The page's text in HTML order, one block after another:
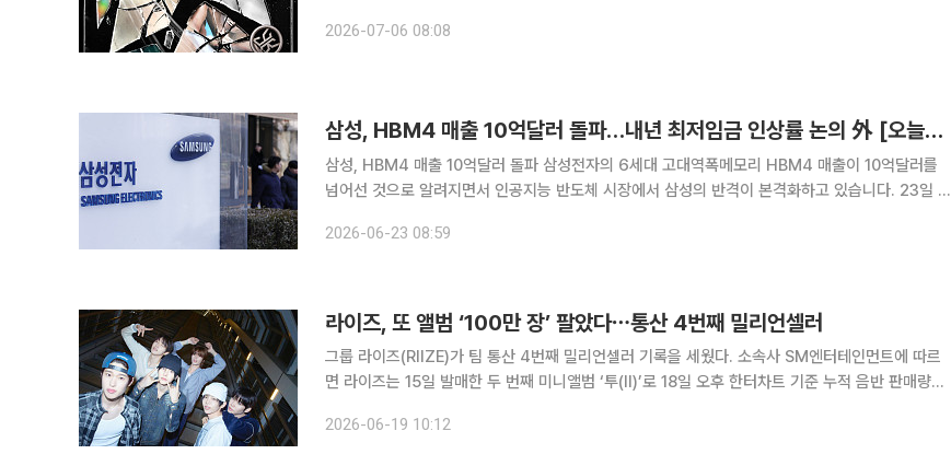
트'를 발표하고 컴백한다. 영케이가 솔로로 돌아
2026-07-06 08:08
삼성, HBM4 매출 10억달러 돌파…내년 최저임금 인상률 논의 外 [오늘의 주요뉴스]
삼성, HBM4 매출 10억달러 돌파 삼성전자의 6세대 고대역폭메모리 HBM4 매출이 10억달러를
넘어선 것으로 알려지면서 인공지능 반도체 시장에서 삼성의 반격이 본격화하고 있습니다. 23일 업
억달러, 한화 약 1조5400억원을 기록한 것으로 전해졌
2026-06-23 08:59
라이즈, 또 앨범 ‘100만 장’ 팔았다⋯통산 4번째 밀리언셀러
그룹 라이즈(RIIZE)가 팀 통산 4번째 밀리언셀러 기록을 세웠다. 소속사 SM엔터테인먼트에 따르
면 라이즈는 15일 발매한 두 번째 미니앨범 ‘투(II)’로 18일 오후 한터차트 기준 누적 음반 판매량
A Guitar)’, 2024년 첫 미니앨범
2026-06-19 10:12